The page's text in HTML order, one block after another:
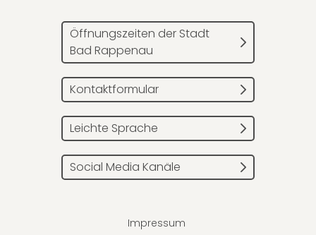
Öffnungszeiten der Stadt
Bad Rappenau
Kontaktformular
Leichte Sprache
Social Media Kanäle
Impressum